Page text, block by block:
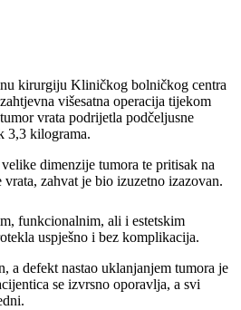
kirurgiju Kliničkog bolničkog centra
višesatna operacija tijekom
vrata podrijetla podčeljusne
3,3 kilograma.
dimenzije tumora te pritisak na
zahvat je bio izuzetno izazovan.
funkcionalnim, ali i estetskim
uspješno i bez komplikacija.
a defekt nastao uklanjanjem tumora je
se izvrsno oporavlja, a svi